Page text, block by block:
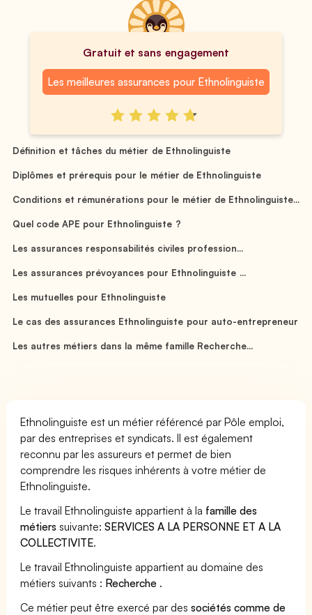
Gratuit et sans engagement
Les meilleures assurances pour Ethnolinguiste
Définition et tâches du métier de Ethnolinguiste
Diplômes et prérequis pour le métier de Ethnolinguiste
Conditions et rémunérations pour le métier de Ethnolinguiste...
Quel code APE pour Ethnolinguiste ?
Les assurances responsabilités civiles profession...
Les assurances prévoyances pour Ethnolinguiste ...
Les mutuelles pour Ethnolinguiste
Le cas des assurances Ethnolinguiste pour auto-entrepreneur
Les autres métiers dans la même famille Recherche...
Ethnolinguiste est un métier référencé par Pôle emploi,
par des entreprises et syndicats. Il est également
reconnu par les assureurs et permet de bien
comprendre les risques inhérents à votre métier de
Ethnolinguiste.
Le travail Ethnolinguiste appartient à la famille des
métiers suivante:SERVICES A LA PERSONNE ET A LA
COLLECTIVITE.
Le travail Ethnolinguiste appartient au domaine des
métiers suivants : Recherche .
Ce métier peut être exercé par dessociétés comme de